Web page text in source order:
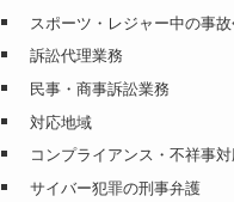
スポーツ・レジャー中の事
訴訟代理業務
民事・商事訴訟業務
対応地域
コンプライアンス・不祥事
サイバー犯罪の刑事弁護